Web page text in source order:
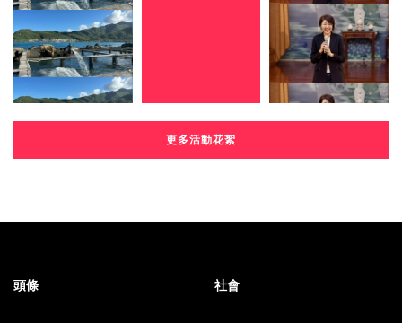
更多活動花絮
頭條 社會